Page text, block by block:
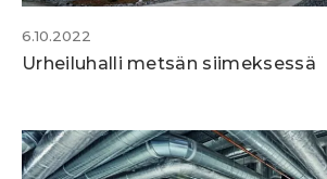
6.10.2022
Urheiluhalli metsän siimeksessä